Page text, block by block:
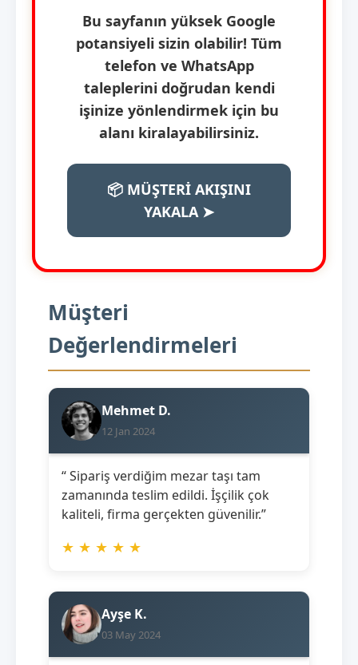
Bu sayfanın yüksek Google
potansiyeli sizin olabilir! Tüm
telefon ve WhatsApp
taleplerini doğrudan kendi
işinize yönlendirmek için bu
alanı kiralayabilirsiniz.
📦 MÜŞTERİ AKIŞINI
YAKALA ➤
Müşteri
Değerlendirmeleri
Mehmet D.
12 Jan 2024
“ Sipariş verdiğim mezar taşı tam
zamanında teslim edildi. İşçilik çok
kaliteli, firma gerçekten güvenilir.”
★ ★ ★ ★ ★
Ayşe K.
03 May 2024